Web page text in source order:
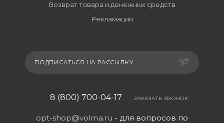
Возврат товара и денежных средств
Рекламации
ПОДПИСАТЬСЯ НА РАССЫЛКУ
8 (800) 700-04-17 ЗАКАЗАТЬ ЗВОНОК
opt-shop@volma.ru - для вопросов по